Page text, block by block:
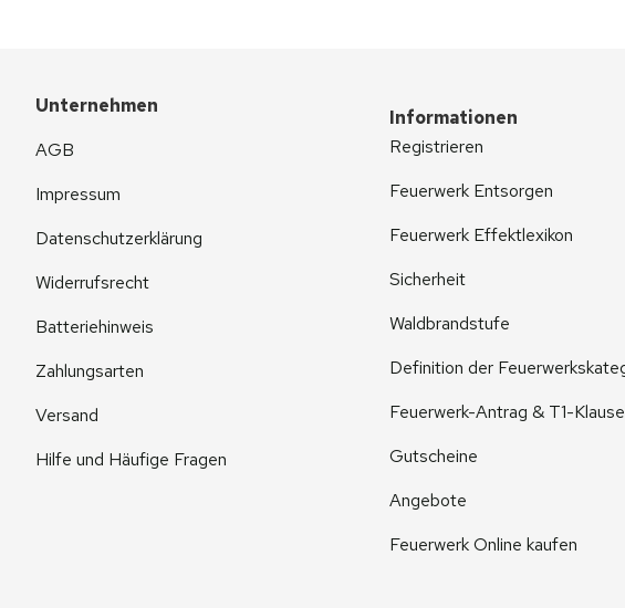
Unternehmen
AGB
Impressum
Datenschutzerklärung
Widerrufsrecht
Batteriehinweis
Zahlungsarten
Versand
Hilfe und Häufige Fragen
Informationen
Registrieren
Feuerwerk Entsorgen
Feuerwerk Effektlexikon
Sicherheit
Waldbrandstufe
Definition der
Feuerwerk-Antrag & T1-
Gutscheine
Angebote
Feuerwerk Online kaufen